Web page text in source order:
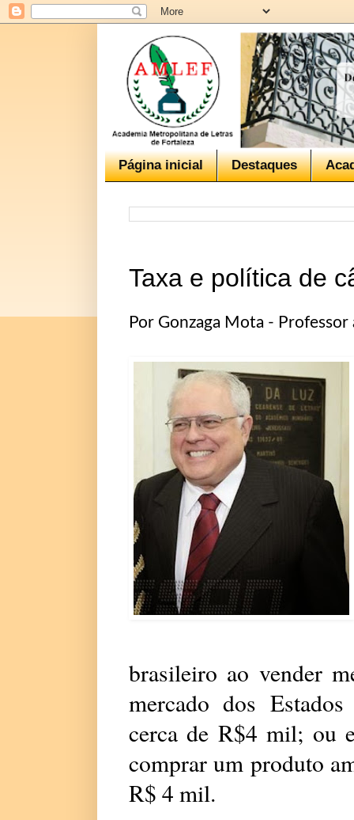
Página inicial Destaques
Taxa e política de
Por Gonzaga Mota - Professor
brasileiro ao vender
mercado dos
cerca de R$4 mil; ou
comprar um produto
R$ 4 mil.